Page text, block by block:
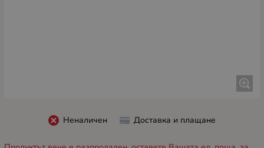
Неналичен Доставка и плащане